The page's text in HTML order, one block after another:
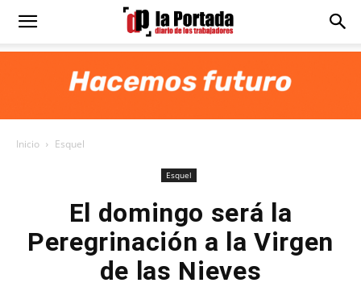
Diario
Inicio Esquel
Esquel
El domingo será la
Peregrinación a la Virgen
de las Nieves